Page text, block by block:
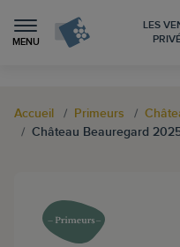
MENU
LES
Accueil Primeurs
Château Beauregard